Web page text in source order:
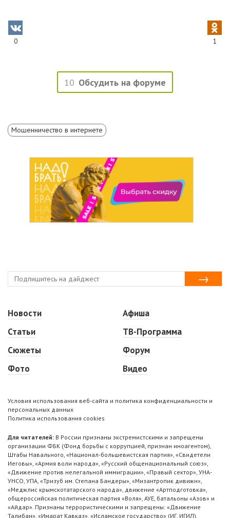
0 1
10 Обсудить на форуме
Мошенничество в интернете
Новости
Статьи
Сюжеты
Фото
Афиша
ТВ-Программа
Форум
Видео
Условия использования веб-сайта и политика конфиденциальности и
персональных данных
Политика использования cookies
Для читателей: В России признаны экстремистскими и запрещены
организации ФБК (Фонд борьбы с коррупцией, признан иноагентом),
Штабы Навального, «Национал-большевистская партия», «Свидетели
Иеговы», «Армия воли народа», «Русский общенациональный союз»,
«Движение против нелегальной иммиграции», «Правый сектор», УНА-
УНСО, УПА, «Тризуб им. Степана Бандеры», «Мизантропик дивижн»,
«Меджлис крымскотатарского народа», движение «Артподготовка»,
общероссийская политическая партия «Воля», АУЕ, батальоны «Азов» и
«Айдар». Признаны террористическими и запрещены: «Движение
Талибан», «Имарат Кавказ», «Исламское государство» (ИГ, ИГИЛ),